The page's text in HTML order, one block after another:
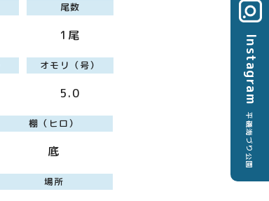
尾数
1尾
オモリ（号）
5.0
棚（ヒロ）
底
場所
Instagram
平磯海づり公園